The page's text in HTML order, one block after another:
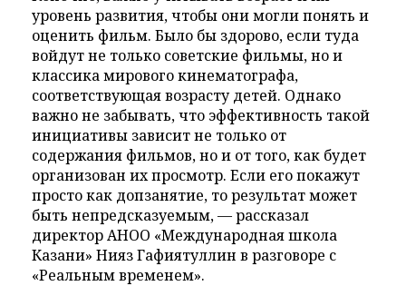
уровень развития, чтобы они могли понять и
оценить фильм. Было бы здорово, если туда
войдут не только советские фильмы, но и
классика мирового кинематографа,
соответствующая возрасту детей. Однако
важно не забывать, что эффективность такой
инициативы зависит не только от
содержания фильмов, но и от того, как будет
организован их просмотр. Если его покажут
просто как допзанятие, то результат может
быть непредсказуемым, — рассказал
директор АНОО «Международная школа
Казани» Нияз Гафиятуллин в разговоре с
«Реальным временем».